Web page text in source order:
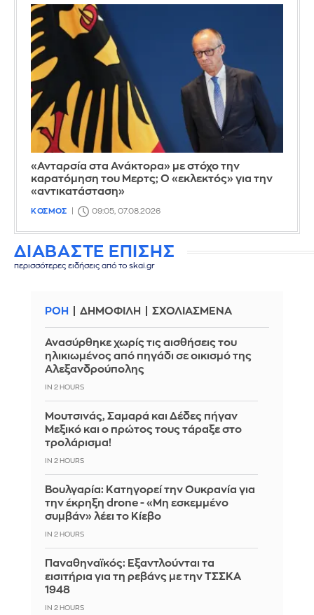
«Ανταρσία στα Ανάκτορα» με στόχο την
καρατόμηση του Μερτς; Ο «εκλεκτός» για την
«αντικατάσταση»
ΚΟΣΜΟΣ 09:05, 07.08.2026
ΔΙΑΒΑΣΤΕ ΕΠΙΣΗΣ
περισσότερες ειδήσεις από το skai.gr
ΡΟΗ ΔΗΜΟΦΙΛΗ ΣΧΟΛΙΑΣΜΕΝΑ
Ανασύρθηκε χωρίς τις αισθήσεις του
ηλικιωμένος από πηγάδι σε οικισμό της
Αλεξανδρούπολης
IN 2 HOURS
Μουτσινάς, Σαμαρά και Δέδες πήγαν
Μεξικό και ο πρώτος τους τάραξε στο
τρολάρισμα!
IN 2 HOURS
Βουλγαρία: Κατηγορεί την Ουκρανία για
την έκρηξη drone - «Μη εσκεμμένο
συμβάν» λέει το Κίεβο
IN 2 HOURS
Παναθηναϊκός: Εξαντλούνται τα
εισιτήρια για τη ρεβάνς με την ΤΣΣΚΑ
1948
IN 2 HOURS